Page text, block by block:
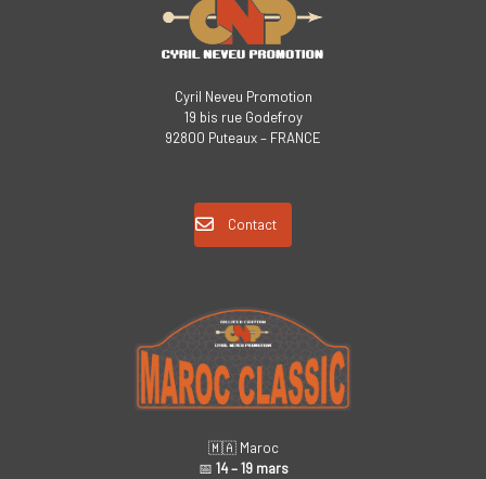
Cyril Neveu Promotion
19 bis rue Godefroy
92800 Puteaux – FRANCE
Contact
🇲🇦 Maroc
📅 14 – 19 mars